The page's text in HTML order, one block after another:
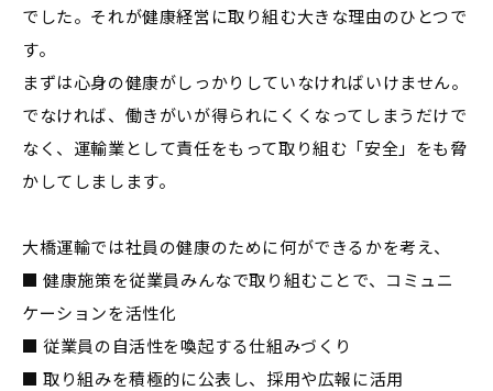
でした。それが健康経営に取り組む大きな理由のひとつで
す。
まずは心身の健康がしっかりしていなければいけません。
でなければ、働きがいが得られにくくなってしまうだけで
なく、運輸業として責任をもって取り組む「安全」をも脅
かしてしまします。
大橋運輸では社員の健康のために何ができるかを考え、
■ 健康施策を従業員みんなで取り組むことで、コミュニ
ケーションを活性化
■ 従業員の自活性を喚起する仕組みづくり
■ 取り組みを積極的に公表し、採用や広報に活用